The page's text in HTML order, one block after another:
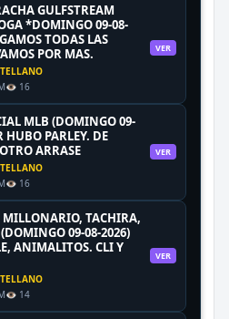
GULFSTREAM
*DOMINGO 09-08-
TODAS LAS
POR MAS.
👁️ 16
VER
MLB (DOMINGO 09-
HUBO PARLEY. DE
ARRASE
👁️ 16
VER
MILLONARIO, TACHIRA,
09-08-2026)
ANIMALITOS. CLI Y
👁️ 14
VER